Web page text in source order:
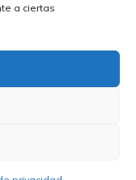
a ciertas
byDIGIDISA